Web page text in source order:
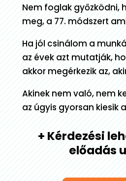
Nem foglak győzködni,
meg, a 77. módszert
Ha jól csinálom a
az évek azt mutatják,
akkor megérkezik az,
Akinek nem való, nem
az úgyis gyorsan kiesik
+ Kérdezési
előadás